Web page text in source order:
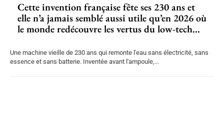
Cette invention française fête ses 230 ans et
elle n’a jamais semblé aussi utile qu’en 2026 où
le monde redécouvre les vertus du low-tech...
Une machine vieille de 230 ans qui remonte l'eau sans électricité, sans
essence et sans batterie. Inventée avant l'ampoule,...